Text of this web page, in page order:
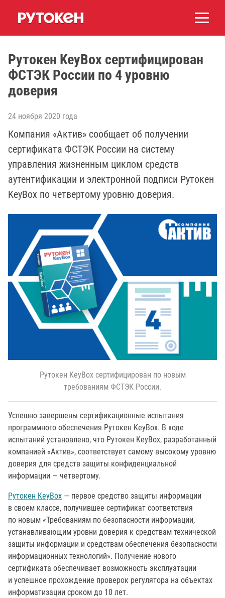
Рутокен KeyBox сертифицирован
ФСТЭК России по 4 уровню
доверия
24 ноября 2020 года
Компания «Актив» сообщает об получении
сертификата ФСТЭК России на систему
управления жизненным циклом средств
аутентификации и электронной подписи Рутокен
KeyBox по четвертому уровню доверия.
Рутокен KeyBox сертифицирован по новым
требованиям ФСТЭК России.
Успешно завершены сертификационные испытания
программного обеспечения Рутокен KeyBox. В ходе
испытаний установлено, что Рутокен KeyBox, разработанный
компанией «Актив», соответствует самому высокому уровню
доверия для средств защиты конфиденциальной
информации — четвертому.
Рутокен KeyBox — первое средство защиты информации
в своем классе, получившее сертификат соответствия
по новым «Требованиям по безопасности информации,
устанавливающим уровни доверия к средствам технической
защиты информации и средствам обеспечения безопасности
информационных технологий». Получение нового
сертификата обеспечивает возможность эксплуатации
и успешное прохождение проверок регулятора на объектах
информатизации сроком до 10 лет.